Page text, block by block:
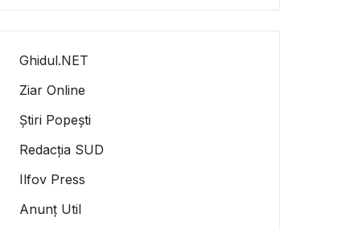
Ghidul.NET
Ziar Online
Știri Popești
Redacția SUD
Ilfov Press
Anunț Util